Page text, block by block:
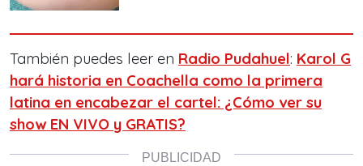
También puedes leer en Radio Pudahuel: Karol G
hará historia en Coachella como la primera
latina en encabezar el cartel: ¿Cómo ver su
show EN VIVO y GRATIS?